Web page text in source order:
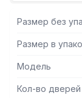
все
хранения
- Все элементы
пределы
Размер без
Размер в
Модель
Кол-во дверей